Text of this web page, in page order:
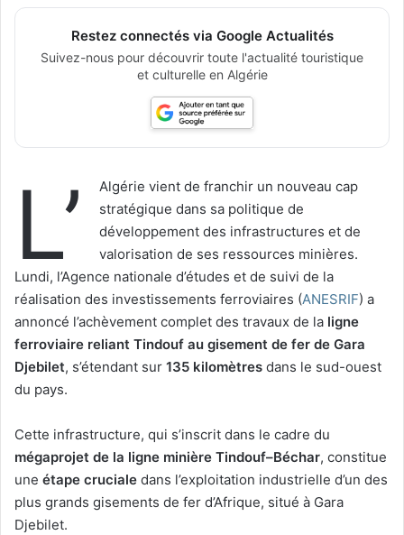
Restez connectés via Google Actualités
Suivez-nous pour découvrir toute l'actualité touristique
et culturelle en Algérie
L’
Algérie vient de franchir un nouveau cap
stratégique dans sa politique de
développement des infrastructures et de
valorisation de ses ressources minières.
Lundi, l’Agence nationale d’études et de suivi de la
réalisation des investissements ferroviaires (ANESRIF) a
annoncé l’achèvement complet des travaux de la ligne
ferroviaire reliant Tindouf au gisement de fer de Gara
Djebilet, s’étendant sur 135 kilomètres dans le sud-ouest
du pays.
Cette infrastructure, qui s’inscrit dans le cadre du
mégaprojet de la ligne minière Tindouf–Béchar, constitue
une étape cruciale dans l’exploitation industrielle d’un des
plus grands gisements de fer d’Afrique, situé à Gara
Djebilet.